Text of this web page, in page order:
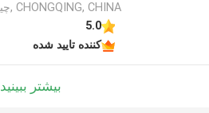
CHONGQING, CHINA ,چین
5.0
کننده تایید شده
بیشتر ببینید